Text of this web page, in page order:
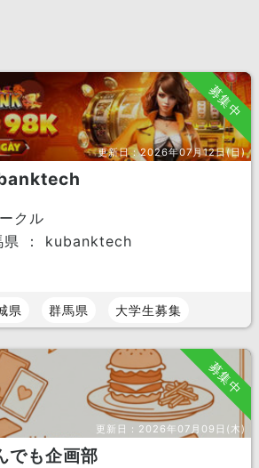
募集中
更新日：2026年07月12日(日)
クル
県 ： kubanktech
県 群馬県 大学生募集
募集中
更新日： 2026年07月09日(木)
でも企画部